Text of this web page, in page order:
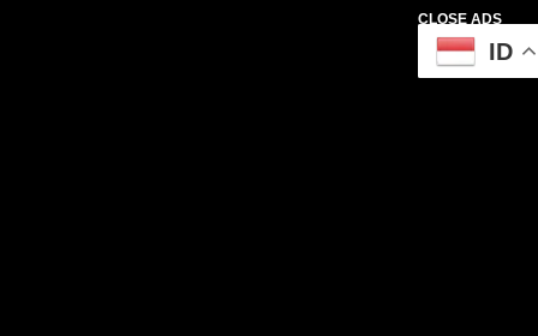
CLOSE ADS
ID